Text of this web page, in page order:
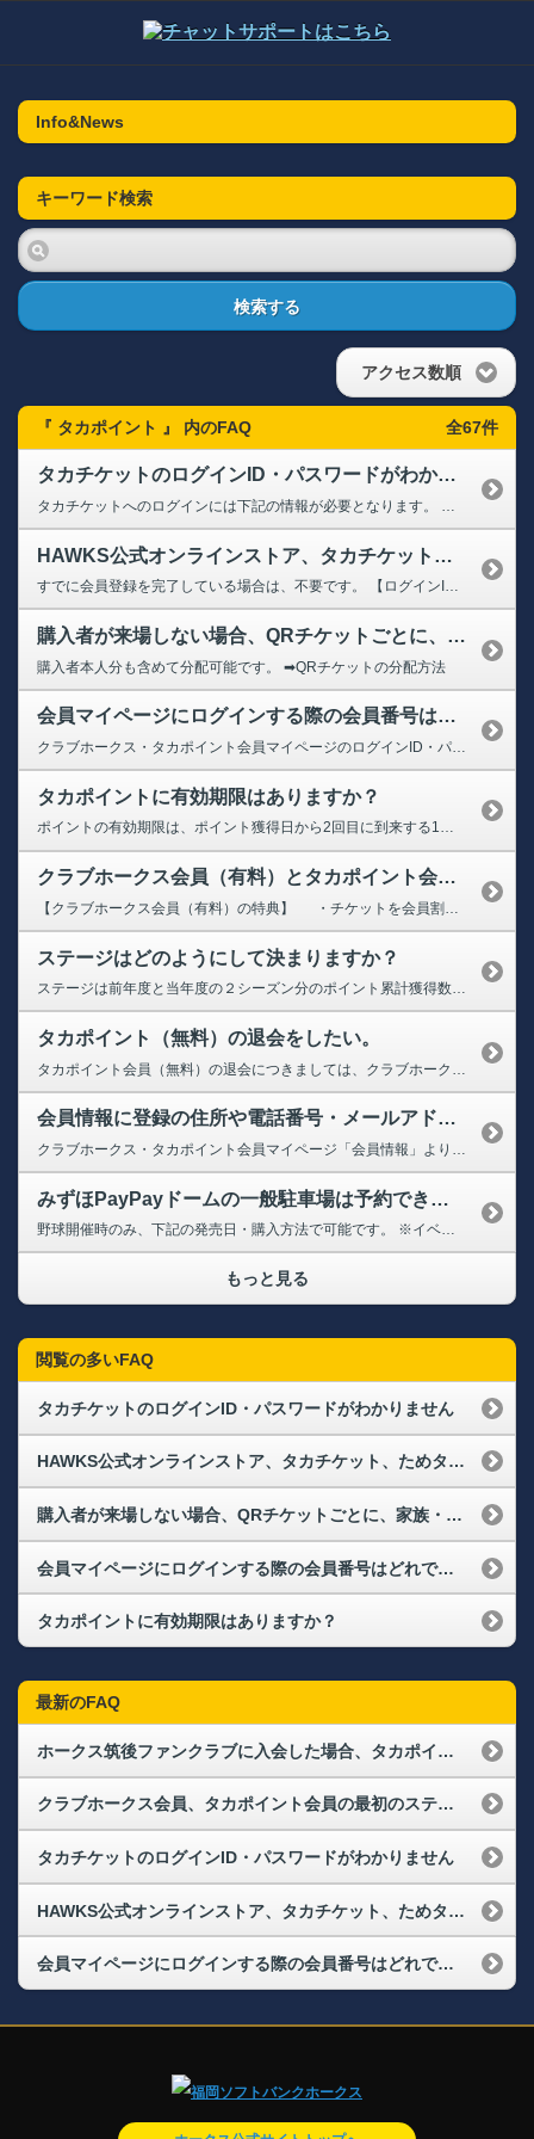
Info&News
キーワード検索
検索する
アクセス数順
『 タカポイント 』 内のFAQ 全67件
タカチケットのログインID・パスワードがわかりません
タカチケットへのログインには下記の情報が必要となります。 【ログインID】 10桁の会員番号、またはご登録のメールアドレス ※WEBから新規でご入会の場合は入会時に発行された10桁の会員番号を入力してください。 【ログインパスワード】 会員マイページへログインする際と同じものとなります。 パスワードをお忘れの方は下記のページよりお手続きください。 ➡【クラブホークス...
HAWKS公式オンラインストア、タカチケット、ためタカ！アプリにログインできなくなりました。再度、会員登録が必要なのでしょうか？
すでに会員登録を完了している場合は、不要です。 【ログインID】 10桁の会員番号、またはご登録のメールアドレス 【ログインパスワード】 お客様にて設定されたパスワード パスワードをお忘れの方は下記のページよりお手続きください。 ➡【クラブホークス・タカポイント会員マイページ】パスワードの再設定 ※受信設定をされております場合は、 「@sbhtakapo.softbank...
購入者が来場しない場合、QRチケットごとに、家族・友人に譲ることはできますか？
購入者本人分も含めて分配可能です。 ➡QRチケットの分配方法
会員マイページにログインする際の会員番号はどれですか？また、パスワードを忘れてしまった場合はどうすればよいですか？（ログインができない）
クラブホークス・タカポイント会員マイページのログインID・パスワードがわからない場合下記を参照ください。 【ログインID】 10桁の会員番号、またはご登録のメールアドレス 【ログインパスワード】 パスワードをお忘れの方は下記のページよりお手続きください。 ➡【クラブホークス・タカポイント会員マイページ】パスワードの再設定 ※受信設定をされております場合は、「@sbhtakapo....
タカポイントに有効期限はありますか？
ポイントの有効期限は、ポイント獲得日から2回目に到来する1月4日までです。有効期限が過ぎたポイントは失効します。 【例】 2025年1月5日～2026年1月4日に獲得したポイント ⇒2027年1月4日失効 2026年1月5日～2027年1月4日に獲得したポイント ⇒2028年1月4日失効
クラブホークス会員（有料）とタカポイント会員（無料）の違いは何ですか？
ステージはどのようにして決まりますか？
ステージは前年度と当年度の２シーズン分のポイント累計獲得数により変動します。ポイントを利用しても、ステージ判定の基準となる累計獲得ポイントは減りません。ポイントを貯めれば貯めるほどステージが上がり、ステージが上がればチケット先行販売やみずほPayPayドームの練習見学などさまざまな特典を受けることができます。ステージは全部で5段階。ステージアップにあわせて、受けられる特典もグレードアップ...
タカポイント（無料）の退会をしたい。
会員情報に登録の住所や電話番号・メールアドレスが変わりました。変更手続きはどうすればよいでしょうか？（メールアドレス変更）
クラブホークス・タカポイント会員マイページ「会員情報」より変更ができます。 ➡クラブホークス・タカポイント会員マイページ（会員情報） 【会員情報変更方法】 1.上記に会員番号とパスワードでログインし、「お客様情報を修正する」をクリック 2.「会員規約に同意する」にチェック 3.変更される項目に内容を入力し、「修正内容の確認に進む」をクリック 4.内容に相違がないか確認し、...
みずほPayPayドームの一般駐車場は予約できますか？また、タカポイントはつきますか？
野球開催時のみ、下記の発売日・購入方法で可能です。 ※イベントやコンサート時の予約は承っておりません。 【発売日】 試合開催月の2ヶ月前第4日曜日10:00～ ➡駐車場事前予約 ※駐車可能な車両サイズは、車高2.1m/車幅2.1m/車長5.1mまでの普通自家用車（別付けキャリア等含む）になりますので必ずご確認ください。 なお、タカポイントにつきましては、入庫の際にタカポイント補助...
もっと見る
閲覧の多いFAQ
タカチケットのログインID・パスワードがわかりません
HAWKS公式オンラインストア、タカチケット、ためタカ！アプリにログインできなくなりました。再度、会員登録が必要なのでしょうか？
購入者が来場しない場合、QRチケットごとに、家族・友人に譲ることはできますか？
会員マイページにログインする際の会員番号はどれですか？また、パスワードを忘れてしまった場合はどうすればよいですか？（ログインができない）
タカポイントに有効期限はありますか？
最新のFAQ
ホークス筑後ファンクラブに入会した場合、タカポイントはもらえますか？
クラブホークス会員、タカポイント会員の最初のステージはどこから始まりますか？
タカチケットのログインID・パスワードがわかりません
HAWKS公式オンラインストア、タカチケット、ためタカ！アプリにログインできなくなりました。再度、会員登録が必要なのでしょうか？
会員マイページにログインする際の会員番号はどれですか？また、パスワードを忘れてしまった場合はどうすればよいですか？（ログインができない）